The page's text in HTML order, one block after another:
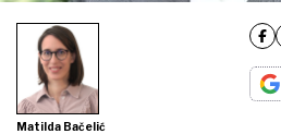
Matilda Bačelić